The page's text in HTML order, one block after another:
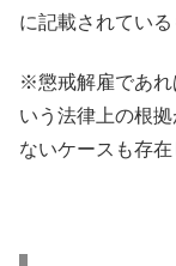
に記載されている
※懲戒解雇であれ
いう法律上の根
ないケースも存在